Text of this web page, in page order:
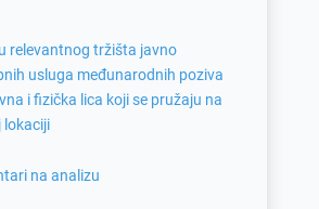
relevantnog tržišta javno
usluga međunarodnih poziva
i fizička lica koji se pružaju na
lokaciji
na analizu